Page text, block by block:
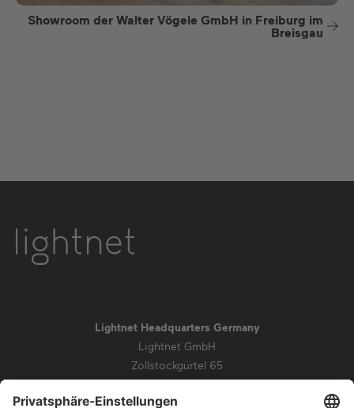
Showroom der Walter Vögele GmbH in Freiburg im
Breisgau
Lightnet Headquarters Germany
Lightnet GmbH
Zollstockgürtel 65
50969 Köln